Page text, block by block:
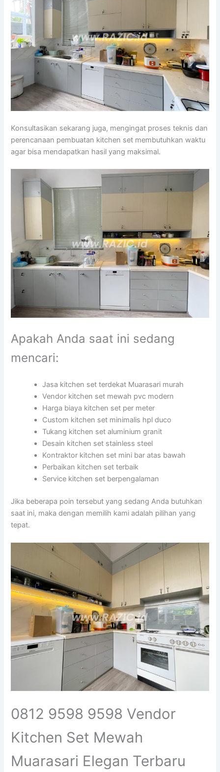
Konsultasikan sekarang juga, mengingat proses teknis dan
perencanaan pembuatan kitchen set membutuhkan waktu
agar bisa mendapatkan hasil yang maksimal.
Apakah Anda saat ini sedang
mencari:
Jasa kitchen set terdekat Muarasari murah
Vendor kitchen set mewah pvc modern
Harga biaya kitchen set per meter
Custom kitchen set minimalis hpl duco
Tukang kitchen set aluminium granit
Desain kitchen set stainless steel
Kontraktor kitchen set mini bar atas bawah
Perbaikan kitchen set terbaik
Service kitchen set berpengalaman
Jika beberapa poin tersebut yang sedang Anda butuhkan
saat ini, maka dengan memilih kami adalah pilihan yang
tepat.
0812 9598 9598 Vendor
Kitchen Set Mewah
Muarasari Elegan Terbaru